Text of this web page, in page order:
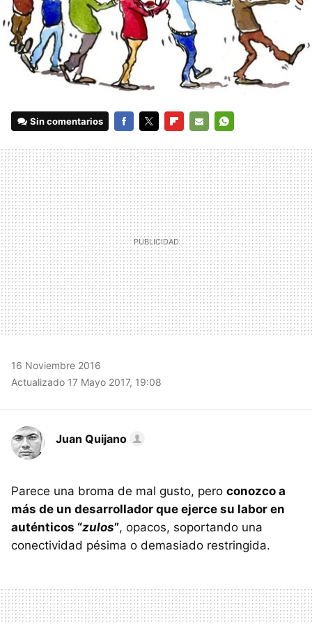
Sin comentarios
MAIL
16 Noviembre 2016
Actualizado 17 Mayo 2017, 19:08
Juan Quijano
Parece una broma de mal gusto, pero conozco a
más de un desarrollador que ejerce su labor en
auténticos “zulos”, opacos, soportando una
conectividad pésima o demasiado restringida.